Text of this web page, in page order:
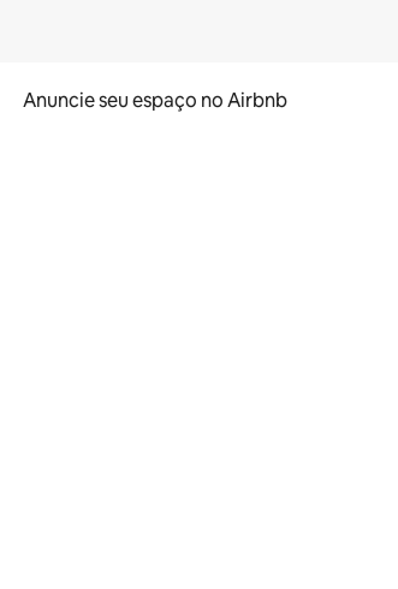
Anuncie seu espaço no Airbnb
tela.